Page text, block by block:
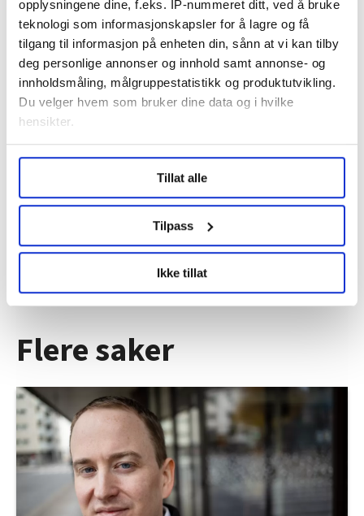
opplysningene dine, f.eks. IP-nummeret ditt, ved å bruke
teknologi som informasjonskapsler for å lagre og få
tilgang til informasjon på enheten din, sånn at vi kan tilby
deg personlige annonser og innhold samt annonse- og
innholdsmåling, målgruppestatistikk og produktutvikling.
Du velger hvem som bruker dine data og i hvilke
hensikter.
Undermer infokan du lese om hvordan dine personlige
data behandles og hvordan du kan velge hvordan de skal
brukes. Du kan hele tiden endre eller trekke tilbake ditt
samtykke fra erklæringen om informasjonskapsler.
LO Medias publikasjoner frifagbevegelse.no, hk-nytt.no
og fontene.no bruker informasjonskapsler (cookies) for å
lære hvordan våre nettsider blir brukt slik at vi tilby
statistikk.
Vi deler bare informasjon om hvordan du bruker
innenfor analyse og annonsering. Disse er angitt i
oversikten lengre ned på denne siden.
Tillat alle
Tilpass
Ikke tillat
Regionleder Region Indre Øst
Fellesforbundet
Moelv
Flere saker